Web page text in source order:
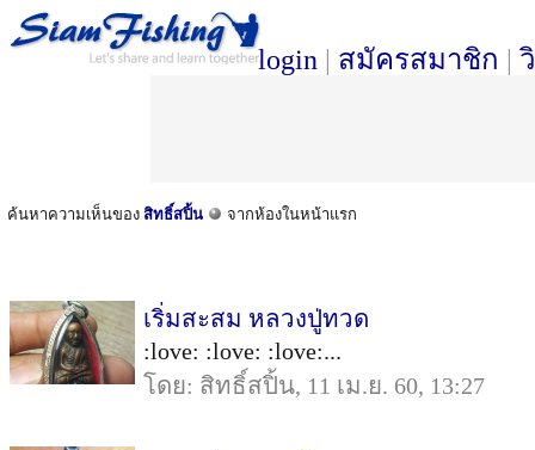
login | สมัครสมาชิก |
ค้นหาความเห็นของ สิทธิ์สปิ้น จากห้องในหน้าแรก
เริ่มสะสม หลวงปู่ทวด
:love: :love: :love:...
โดย: สิทธิ์สปิ้น, 11 เม.ย. 60, 13:27